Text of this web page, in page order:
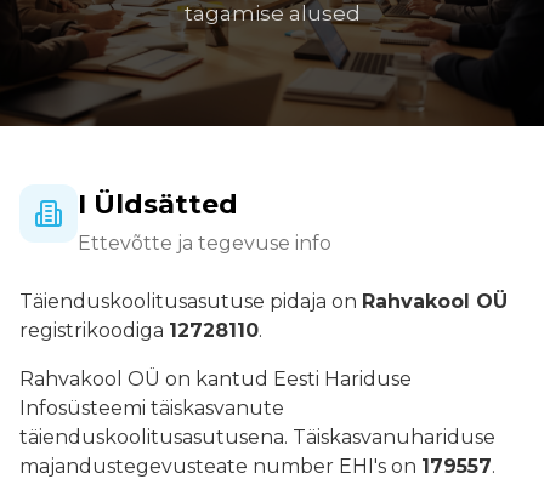
tagamise alused
I Üldsätted
Ettevõtte ja tegevuse info
Täienduskoolitusasutuse pidaja on Rahvakool OÜ
registrikoodiga 12728110.
Rahvakool OÜ on kantud Eesti Hariduse
Infosüsteemi täiskasvanute
täienduskoolitusasutusena. Täiskasvanuhariduse
majandustegevusteate number EHI's on 179557.